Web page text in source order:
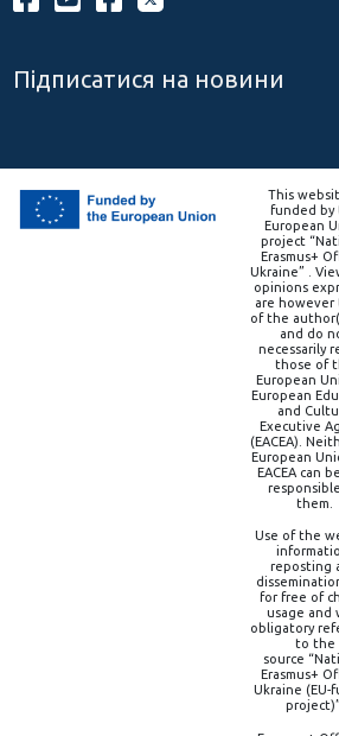
Підписатися на новини
This
funded by
European
project
Erasmus+
Ukraine” .
opinions
are however
of the
and do
necessarily
those of
European
European
and
Executive
(EACEA).
European
EACEA can
them.
Use of the
reposting
for free of
usage and
obligatory
to the
source
Erasmus+
Ukraine (EU-
project)”.